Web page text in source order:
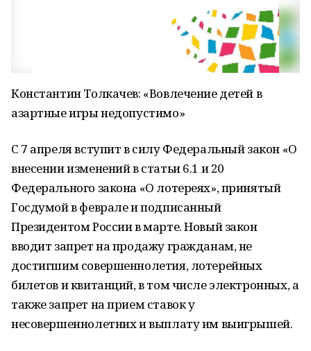
Константин Толкачев: «Вовлечение детей в
азартные игры недопустимо»
С 7 апреля вступит в силу Федеральный закон «О
внесении изменений в статьи 6.1 и 20
Федерального закона «О лотереях», принятый
Госдумой в феврале и подписанный
Президентом России в марте. Новый закон
вводит запрет на продажу гражданам, не
достигшим совершеннолетия, лотерейных
билетов и квитанций, в том числе электронных, а
также запрет на прием ставок у
несовершеннолетних и выплату им выигрышей.